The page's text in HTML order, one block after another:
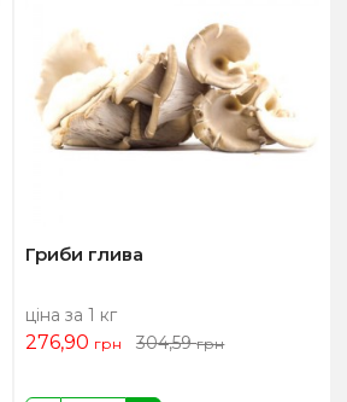
Гриби глива
ціна за 1 кг
276,90 грн 304,59грн